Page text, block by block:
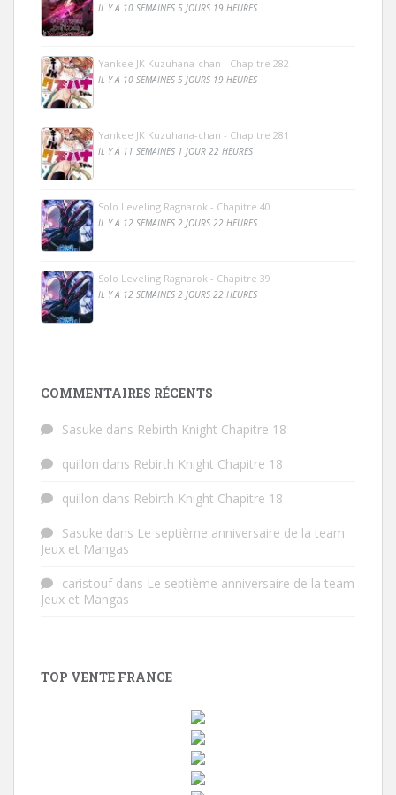
IL Y A 10 SEMAINES 5 JOURS 19 HEURES
Yankee JK Kuzuhana-chan - Chapitre 282
IL Y A 10 SEMAINES 5 JOURS 19 HEURES
Yankee JK Kuzuhana-chan - Chapitre 281
IL Y A 11 SEMAINES 1 JOUR 22 HEURES
Solo Leveling Ragnarok - Chapitre 40
IL Y A 12 SEMAINES 2 JOURS 22 HEURES
Solo Leveling Ragnarok - Chapitre 39
IL Y A 12 SEMAINES 2 JOURS 22 HEURES
COMMENTAIRES RÉCENTS
Sasuke dans Rebirth Knight Chapitre 18
quillon dans Rebirth Knight Chapitre 18
quillon dans Rebirth Knight Chapitre 18
Sasuke dans Le septième anniversaire de la team
Jeux et Mangas
caristoufdans Le septième anniversaire de la team
Jeux et Mangas
TOP VENTE FRANCE